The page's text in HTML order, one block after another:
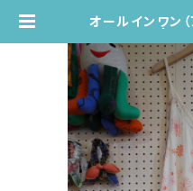
オールインワン